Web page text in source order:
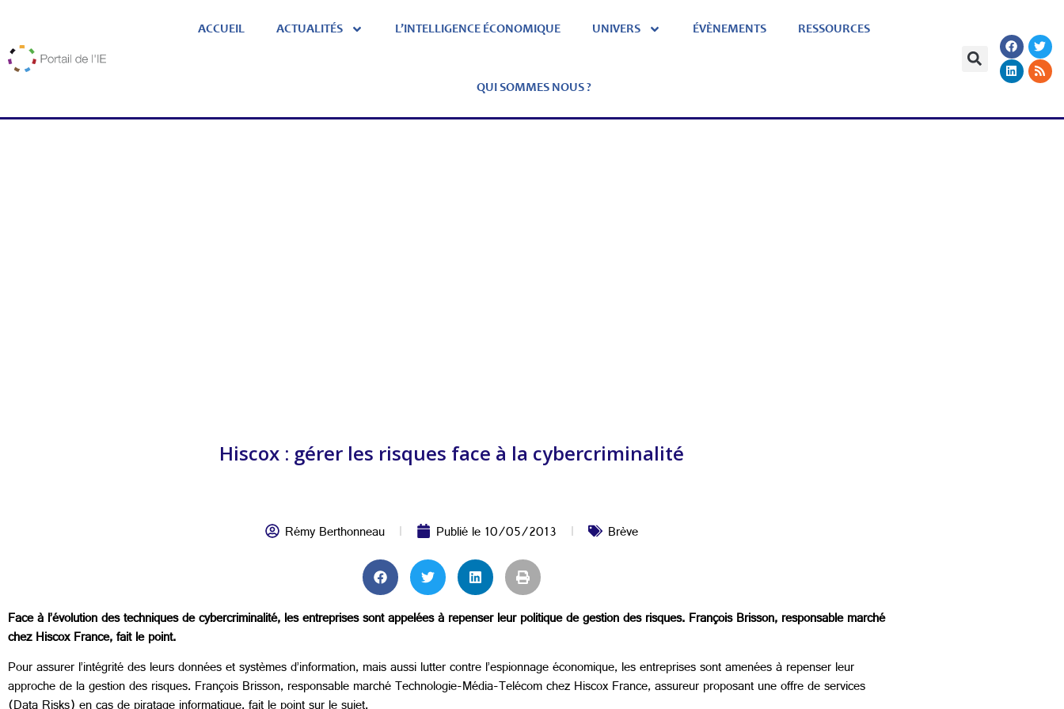
ACCUEIL ACTUALITÉS L’INTELLIGENCE ÉCONOMIQUE UNIVERS ÉVÈNEMENTS RESSOURCES
QUI SOMMES NOUS ?
Hiscox : gérer les risques face à la cybercriminalité
Rémy Berthonneau Publié le10/05/2013 Brève
Face à l’évolution des techniques de cybercriminalité, les entreprises sont appelées à repenser leur politique de gestion des risques. François Brisson, responsable marché
chez Hiscox France, fait le point.
Pour assurer l’intégrité des leurs données et systèmes d’information, mais aussi lutter contre l’espionnage économique, les entreprises sont amenées à repenser leur
approche de la gestion des risques. François Brisson, responsable marché Technologie-Média-Telécom chez Hiscox France, assureur proposant une offre de services